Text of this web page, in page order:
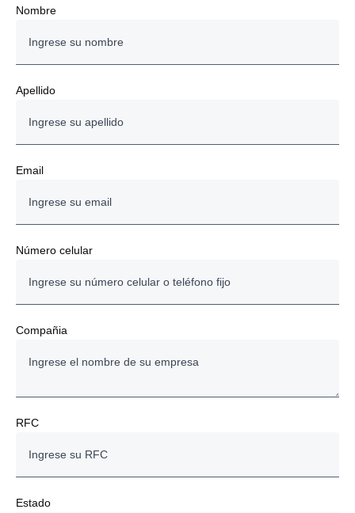
Nombre
Apellido
Email
Número celular
Compañia
RFC
Estado